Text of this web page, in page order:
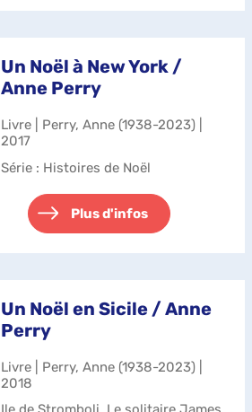
Un Noël à New York /
Anne Perry
Livre | Perry, Anne (1938-2023) |
2017
Série : Histoires de Noël
Plus d'infos
Un Noël en Sicile / Anne
Perry
Livre | Perry, Anne (1938-2023) |
2018